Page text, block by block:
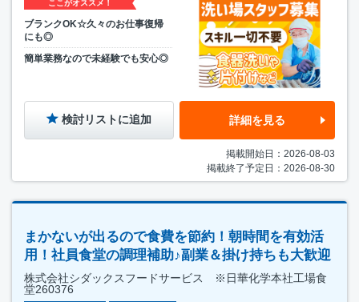
ここがオススメ！
ブランクOK☆久々のお仕事復帰
にも◎
簡単業務なので未経験でも安心◎
検討リストに追加 詳細を見る
掲載開始日：2026-08-03
掲載終了予定日：2026-08-30
まかないが出るので食費を節約！朝時間を有効活
用！社員食堂の調理補助♪副業＆掛け持ちも大歓迎
株式会社シダックスフードサービス ※日華化学本社工場食
堂260376